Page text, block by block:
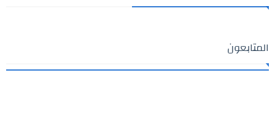
المتابعون